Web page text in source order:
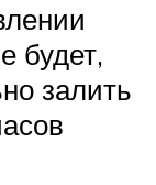
будет,
залить